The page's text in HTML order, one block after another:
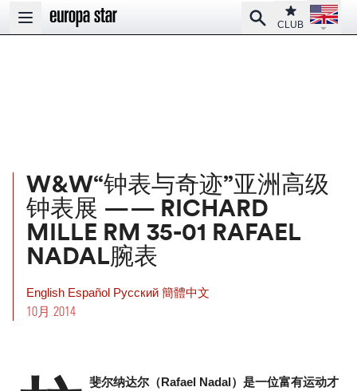
Open main menu
SearchClub
CLUB
Open
W&W“钟表与奇迹”亚洲高级
钟表展 —— RICHARD
MILLE RM 35-01 RAFAEL
NADAL腕表
English Español Pусский 簡體中文
10月 2014
斐尔纳达尔（Rafael Nadal）是一位富有运动才